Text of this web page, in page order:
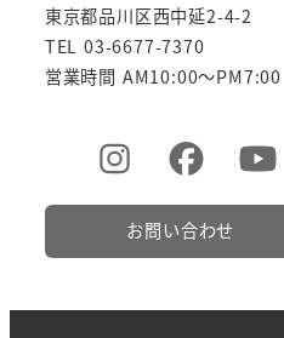
東京都品川区西中延2-4-2
TEL 03-6677-7370
営業時間 AM10:00～PM7:00
お問い合わせ